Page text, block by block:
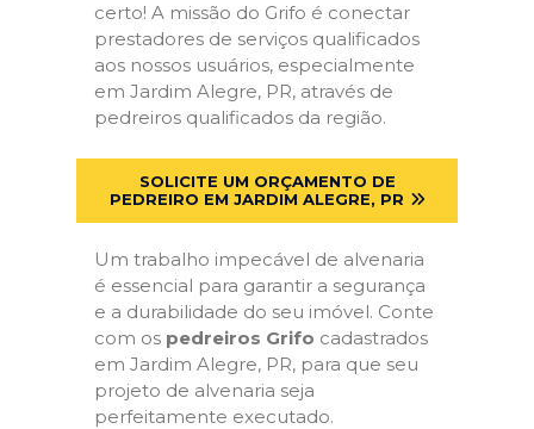
certo! A missão do Grifo é conectar
prestadores de serviços qualificados
aos nossos usuários, especialmente
em Jardim Alegre, PR, através de
pedreiros qualificados da região.
SOLICITE UM ORÇAMENTO DE
PEDREIRO EM JARDIM ALEGRE, PR
Um trabalho impecável de alvenaria
é essencial para garantir a segurança
e a durabilidade do seu imóvel. Conte
com os pedreiros Grifo cadastrados
em Jardim Alegre, PR, para que seu
projeto de alvenaria seja
perfeitamente executado.